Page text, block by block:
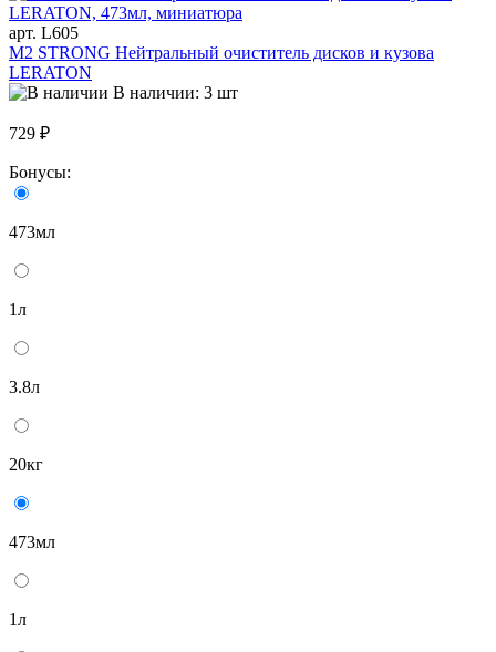
арт. L605
M2 STRONG Нейтральный очиститель дисков и кузова
LERATON
В наличии: 3 шт
729 ₽
Бонусы:
473мл
1л
3.8л
20кг
473мл
1л